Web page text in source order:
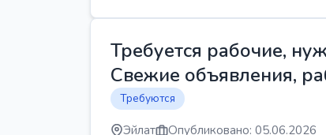
Требуется рабочие,
Свежие объявления,
Требуются
Эйлат Опубликовано: 05.06.2026